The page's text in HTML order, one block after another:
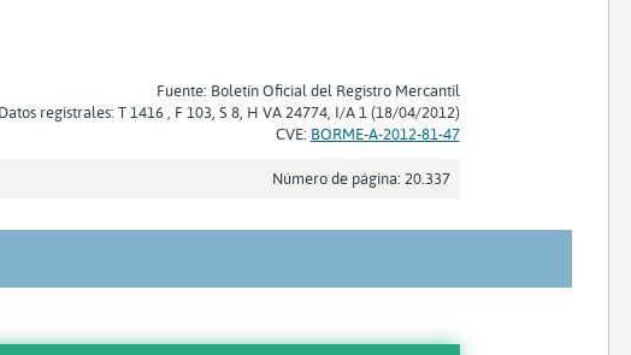
Fuente: Boletín Oficial del Registro Mercantil
Datos registrales: T 1416 , F 103, S 8, H VA 24774, I/A 1 (18/04/2012)
CVE: BORME-A-2012-81-47
Número de página: 20.337